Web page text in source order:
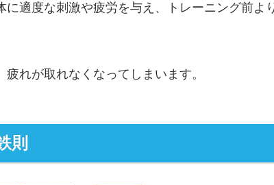
に適度な刺激や疲労を与え、トレーニング前よ
れが取れなくなってしまいます。
則